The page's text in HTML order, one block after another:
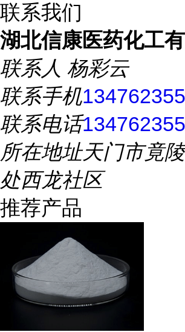
联系我们
湖北信康医药化工
联系人 杨彩云
联系手机
联系电话
所在地址天门市竟
处西龙社区
推荐产品